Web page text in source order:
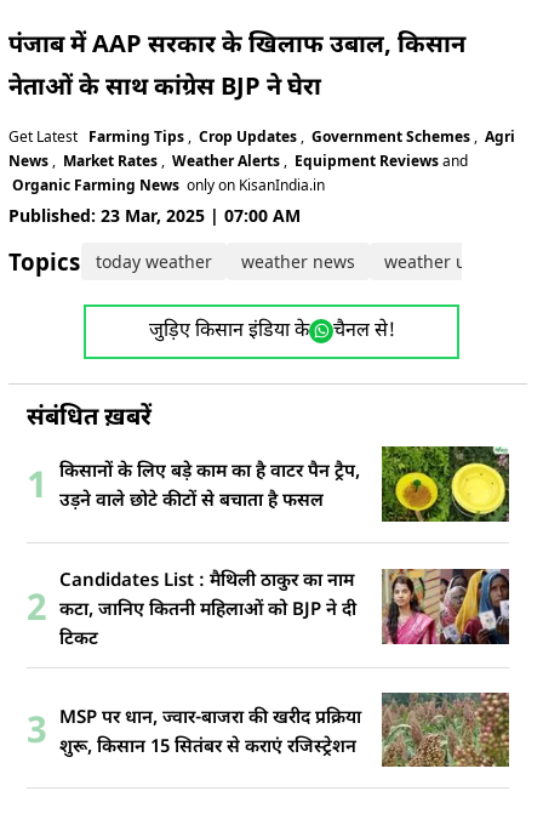
पंजाब में AAP सरकार के खिलाफ उबाल, किसान
नेताओं के साथ कांग्रेस BJP ने घेरा
Get Latest Farming Tips , Crop Updates , Government Schemes , Agri
News , Market Rates , Weather Alerts , Equipment Reviewsand
Organic Farming News only on KisanIndia.in
Published: 23 Mar, 2025 | 07:00 AM
Topics: today weather weather news weather update
जुड़िए किसान इंडिया के चैनल से!
संबंधित ख़बरें
1
किसानों के लिए बड़े काम का है वाटर पैन ट्रैप,
उड़ने वाले छोटे कीटों से बचाता है फसल
2
Candidates List : मैथिली ठाकुर का नाम
कटा, जानिए कितनी महिलाओं को BJP ने दी
टिकट
3
MSP पर धान, ज्वार-बाजरा की खरीद प्रक्रिया
शुरू, किसान 15 सितंबर से कराएं रजिस्ट्रेशन